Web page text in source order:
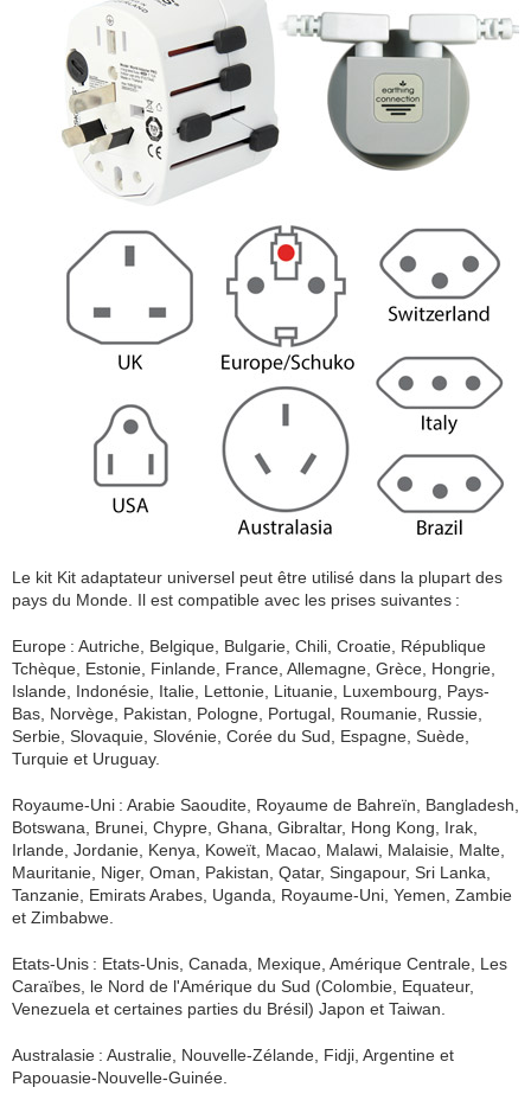
Le kit Kit adaptateur universel peut être utilisé dans la plupart des
pays du Monde. Il est compatible avec les prises suivantes :
Europe : Autriche, Belgique, Bulgarie, Chili, Croatie, République
Tchèque, Estonie, Finlande, France, Allemagne, Grèce, Hongrie,
Islande, Indonésie, Italie, Lettonie, Lituanie, Luxembourg, Pays-
Bas, Norvège, Pakistan, Pologne, Portugal, Roumanie, Russie,
Serbie, Slovaquie, Slovénie, Corée du Sud, Espagne, Suède,
Turquie et Uruguay.
Royaume-Uni : Arabie Saoudite, Royaume de Bahreïn, Bangladesh,
Botswana, Brunei, Chypre, Ghana, Gibraltar, Hong Kong, Irak,
Irlande, Jordanie, Kenya, Koweït, Macao, Malawi, Malaisie, Malte,
Mauritanie, Niger, Oman, Pakistan, Qatar, Singapour, Sri Lanka,
Tanzanie, Emirats Arabes, Uganda, Royaume-Uni, Yemen, Zambie
et Zimbabwe.
Etats-Unis : Etats-Unis, Canada, Mexique, Amérique Centrale, Les
Caraïbes, le Nord de l'Amérique du Sud (Colombie, Equateur,
Venezuela et certaines parties du Brésil) Japon et Taiwan.
Australasie : Australie, Nouvelle-Zélande, Fidji, Argentine et
Papouasie-Nouvelle-Guinée.